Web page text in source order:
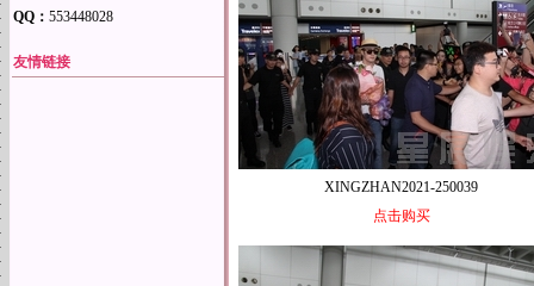
QQ： 553448028
友情链接
XINGZHAN2021-250039
点击购买